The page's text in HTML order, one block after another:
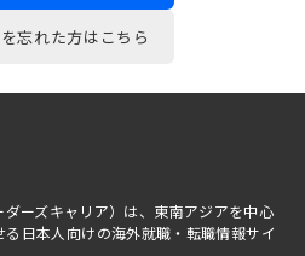
忘れた方はこちら
ダーズキャリア）は、東南アジアを中心
日本人向けの海外就職・転職情報サイ